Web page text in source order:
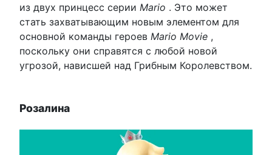
из двух принцесс серии Mario . Это может
стать захватывающим новым элементом для
основной команды героев Mario Movie ,
поскольку они справятся с любой новой
угрозой, нависшей над Грибным Королевством.
Розалина